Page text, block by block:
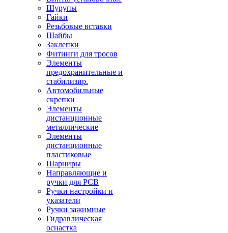
Шурупы
Гайки
Резьбовые вставки
Шайбы
Заклепки
Фитинги для тросов
Элементы
предохранительные и
стабилизир.
Автомобильные
скрепки
Элементы
дистанционные
металлические
Элементы
дистанционные
пластиковые
Шарниры
Направляющие и
ручки для PCB
Ручки настройки и
указатели
Ручки зажимные
Гидравлическая
оснастка